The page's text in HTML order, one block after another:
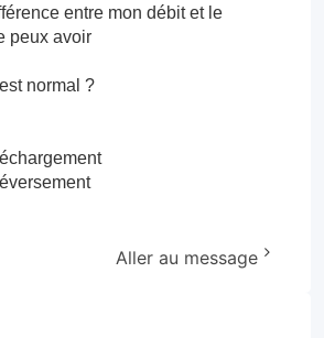
entre mon débit et le
peux avoir
normal ?
Aller au message